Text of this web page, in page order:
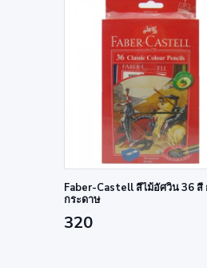
Faber-Castell สีไม้อัศวิน 36 สี
กระดาษ
320